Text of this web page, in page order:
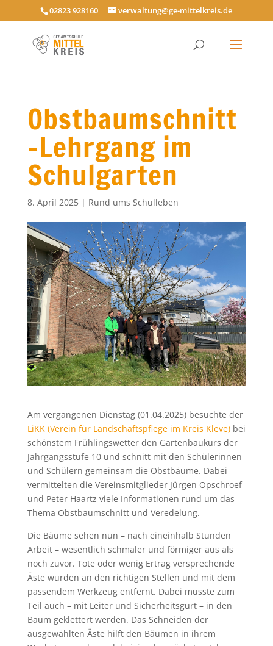
02823 928160 verwaltung@ge-mittelkreis.de
Obstbaumschnitt
-Lehrgang im
Schulgarten
8. April 2025| Rund ums Schulleben
Am vergangenen Dienstag (01.04.2025) besuchte der
LiKK (Verein für Landschaftspflege im Kreis Kleve)bei
schönstem Frühlingswetter den Gartenbaukurs der
Jahrgangsstufe 10 und schnitt mit den Schülerinnen
und Schülern gemeinsam die Obstbäume. Dabei
vermittelten die Vereinsmitglieder Jürgen Opschroef
und Peter Haartz viele Informationen rund um das
Thema Obstbaumschnitt und Veredelung.
Die Bäume sehen nun – nach eineinhalb Stunden
Arbeit – wesentlich schmaler und förmiger aus als
noch zuvor. Tote oder wenig Ertrag versprechende
Äste wurden an den richtigen Stellen und mit dem
passendem Werkzeug entfernt. Dabei musste zum
Teil auch – mit Leiter und Sicherheitsgurt – in den
Baum geklettert werden. Das Schneiden der
ausgewählten Äste hilft den Bäumen in ihrem